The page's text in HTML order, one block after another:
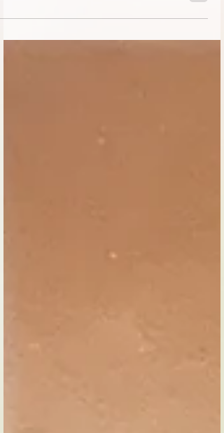
רק...